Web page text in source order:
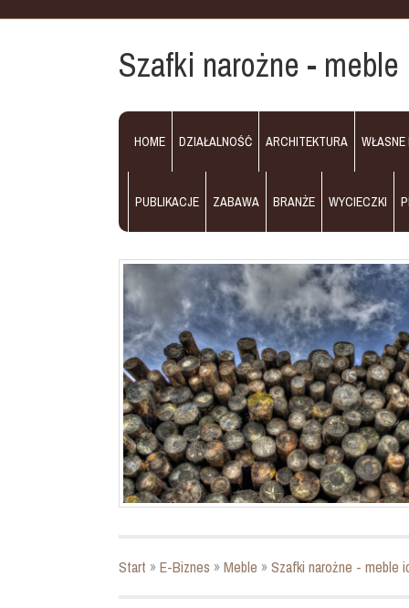
Szafki narożne - meble
HOME DZIAŁALNOŚĆ ARCHITEKTURA WŁASNE
PUBLIKACJE ZABAWA BRANŻE WYCIECZKI
Start »E-Biznes »Meble »Szafki narożne - meble